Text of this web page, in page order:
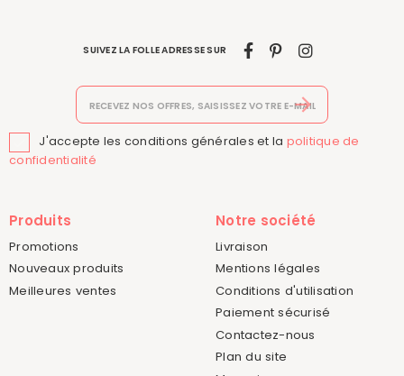
J'accepte les conditions générales et la politique de
confidentialité
SUIVEZ LA FOLLE ADRESSE SUR
Produits
Promotions
Nouveaux produits
Meilleures ventes
Notre société
Livraison
Mentions légales
Conditions d'utilisation
Paiement sécurisé
Contactez-nous
Plan du site